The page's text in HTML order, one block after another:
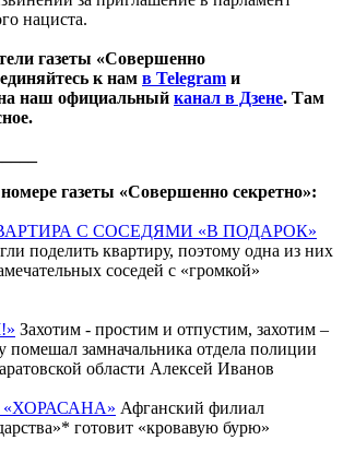
нациста.
газеты «Совершенно
к нам в Telegram и
наш официальный канал в Дзене. Там
газеты «Совершенно секретно»:
С СОСЕДЯМИ «В ПОДАРОК»
поделить квартиру, поэтому одна из них
соседей с «громкой»
Захотим - простим и отпустим, захотим –
замначальника отдела полиции
области Алексей Иванов
Афганский филиал
готовит «кровавую бурю»